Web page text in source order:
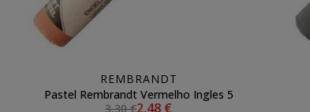
REMBRANDT
Pastel Rembrandt Vermelho Ingles 5
3,30 €2,48 €